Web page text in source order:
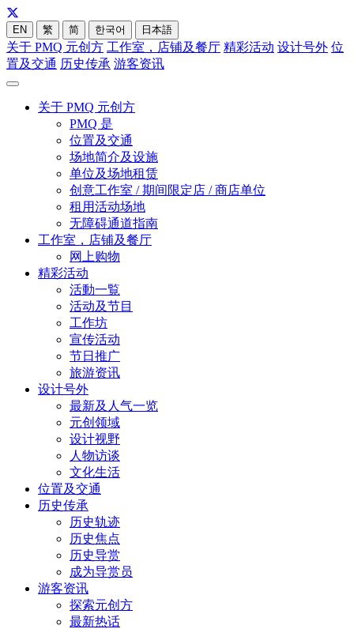
EN 繁 简 한국어 日本語
关于 PMQ 元创方 工作室，店铺及餐厅 精彩活动 设计号外 位
置及交通 历史传承 游客资讯
关于 PMQ 元创方
PMQ 是
位置及交通
场地简介及设施
单位及场地租赁
创意工作室 / 期间限定店 / 商店单位
租用活动场地
无障碍通道指南
工作室，店铺及餐厅
网上购物
精彩活动
活動一覧
活动及节目
工作坊
宣传活动
节日推广
旅游资讯
设计号外
最新及人气一览
元创领域
设计视野
人物访谈
文化生活
位置及交通
历史传承
历史轨迹
历史焦点
历史导赏
成为导赏员
游客资讯
探索元创方
最新热话